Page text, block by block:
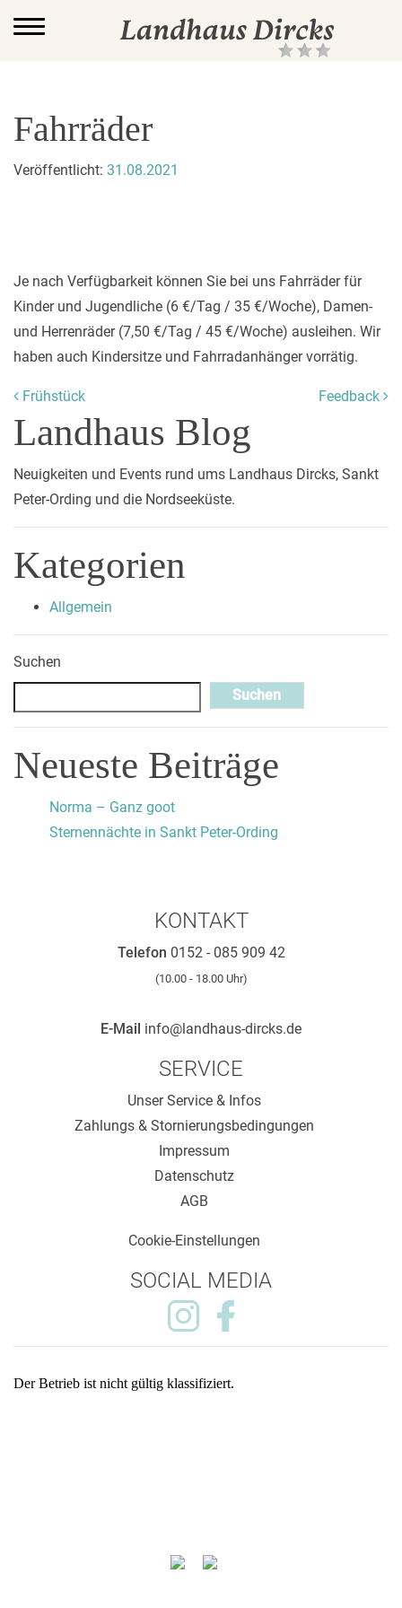
Main
Fahrräder
Veröffentlicht: 31.08.2021
Je nach Verfügbarkeit können Sie bei uns Fahrräder für
Kinder und Jugendliche (6 €/Tag / 35 €/Woche), Damen-
und Herrenräder (7,50 €/Tag / 45 €/Woche) ausleihen. Wir
haben auch Kindersitze und Fahrradanhänger vorrätig.
Beitrags-Navigation
Frühstück Feedback
Landhaus Blog
Neuigkeiten und Events rund ums Landhaus Dircks, Sankt
Peter-Ording und die Nordseeküste.
Kategorien
Allgemein
Suchen
Suchen
Neueste Beiträge
Norma – Ganz goot
Sternennächte in Sankt Peter-Ording
KONTAKT
Telefon 0152 - 085 909 42
(10.00 - 18.00 Uhr)
E-Mail info@landhaus-dircks.de
SERVICE
Unser Service & Infos
Zahlungs & Stornierungsbedingungen
Impressum
Datenschutz
AGB
Cookie-Einstellungen
SOCIAL MEDIA